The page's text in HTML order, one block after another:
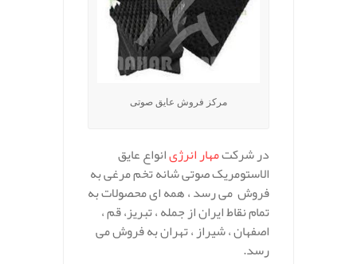
مرکز فروش عایق صوتی
در شرکتمهار انرژیانواع عایق
الاستومریک صوتی شانه تخم مرغی به
فروش می رسد ، همه ای محصولات به
تمام نقاط ایران از جمله ، تبریز، قم ،
اصفهان ، شیراز ، تهران به فروش می
رسد.